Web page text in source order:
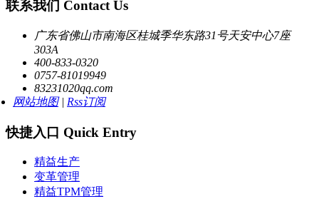
联系我们 Contact Us
广东省佛山市南海区桂城季华东路31号天安中心7座
303A
400-833-0320
0757-81019949
83231020qq.com
网站地图| Rss订阅
快捷入口 Quick Entry
精益生产
变革管理
精益TPM管理